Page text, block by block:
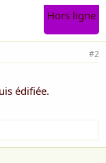
Hors ligne
#2
édifiée.